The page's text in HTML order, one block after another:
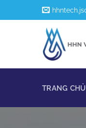
to
TRANG CHỦ